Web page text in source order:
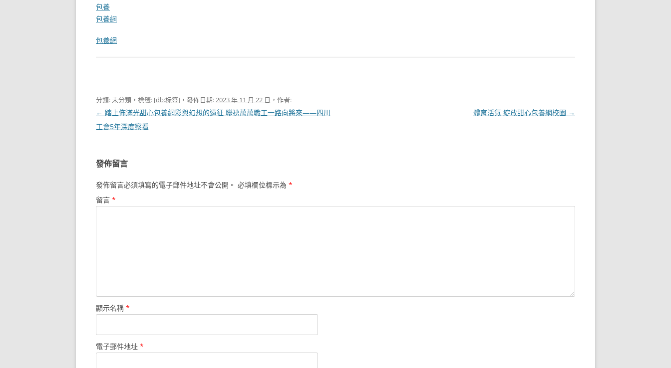
包養
包養網
包養網
分類: 未分類，標籤: [db:标签] ，發佈日期:2023 年 11 月 22 日 ，作者:
文
章
← 踏上佈滿光甜心包養網彩與幻想的遠征 聯袂萬萬職工一路向將來——四川
工會5年深度察看
體育活氣 綻放甜心包養網校園 →
發佈留言
發佈留言必須填寫的電子郵件地址不會公開。 必填欄位標示為 *
留言 *
顯示名稱 *
電子郵件地址 *